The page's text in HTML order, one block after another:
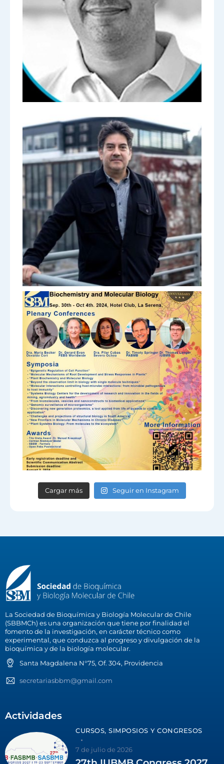
Cargar más Seguir en Instagram
La Sociedad de Bioquímica y Biología Molecular de Chile
(SBBMCh) es una organización que tiene por finalidad el
fomento de la investigación, en carácter técnico como
experimental, que conduzca al progreso y divulgación de la
bioquímica y de la biología molecular.
Santa Magdalena N°75, Of. 304, Providencia
secretariasbbm@gmail.com
Actividades
CURSOS, SIMPOSIOS Y CONGRESOS
7 de julio de 2026